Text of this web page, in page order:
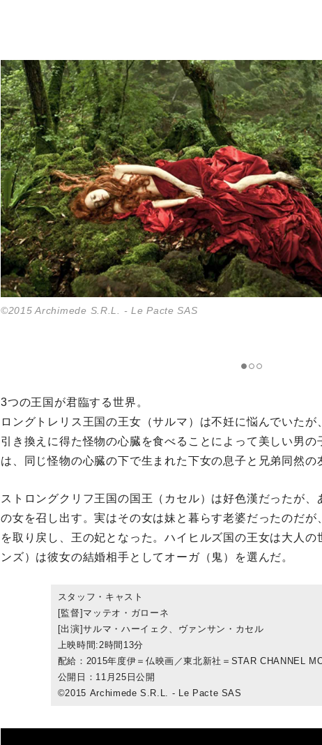
©2015 Archimede S.R.L. - Le Pacte SAS
3つの王国が君臨する世界。
ロングトレリス王国の王女（サルマ）は不妊に悩んでいたが
引き換えに得た怪物の心臓を食べることによって美しい男
は、同じ怪物の心臓の下で生まれた下女の息子と兄弟同然の
ストロングクリフ王国の国王（カセル）は好色漢だったが、
の女を召し出す。実はその女は妹と暮らす老婆だったのだ
を取り戻し、王の妃となった。ハイヒルズ国の王女は大人
ンズ）は彼女の結婚相手としてオーガ（鬼）を選んだ。
スタッフ・キャスト
[監督]マッテオ・ガローネ
[出演]サルマ・ハーイェク、ヴァンサン・カセル
上映時間:2時間13分
配給：2015年度伊＝仏映画／東北新社＝STAR CHANNEL
公開日：11月25日公開
©2015 Archimede S.R.L. - Le Pacte SAS